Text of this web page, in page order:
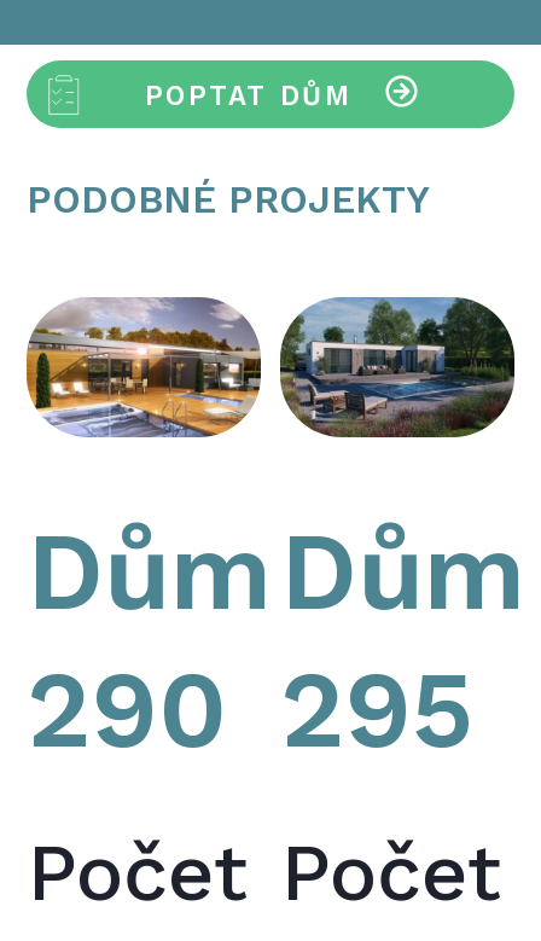
POPTAT DŮM
PODOBNÉ PROJEKTY
Dům
290
Počet
Dům
295
Počet